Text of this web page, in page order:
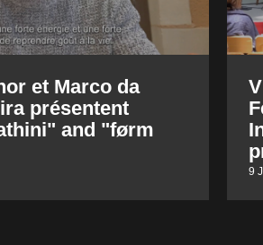
et Marco da
présentent
and "førm
9